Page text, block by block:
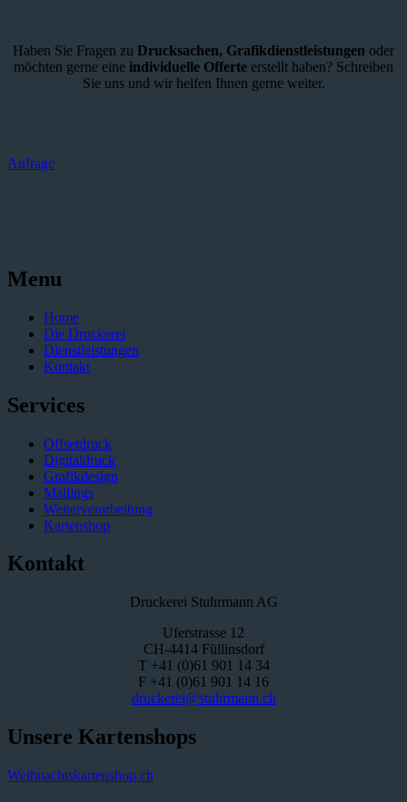
Haben Sie Fragen zu Drucksachen, Grafikdienstleistungen oder
möchten gerne eine individuelle Offerte erstellt haben? Schreiben
Sie uns und wir helfen Ihnen gerne weiter.
Anfrage
Menu
Home
Die Druckerei
Dienstleistungen
Kontakt
Services
Offsetdruck
Digitaldruck
Grafikdesign
Mailings
Weiterverarbeitung
Kartenshop
Kontakt
Druckerei Stuhrmann AG
Uferstrasse 12
CH-4414 Füllinsdorf
T +41 (0)61 901 14 34
F +41 (0)61 901 14 16
druckerei@stuhrmann.ch
Unsere Kartenshops
Weihnachtskartenshop.ch